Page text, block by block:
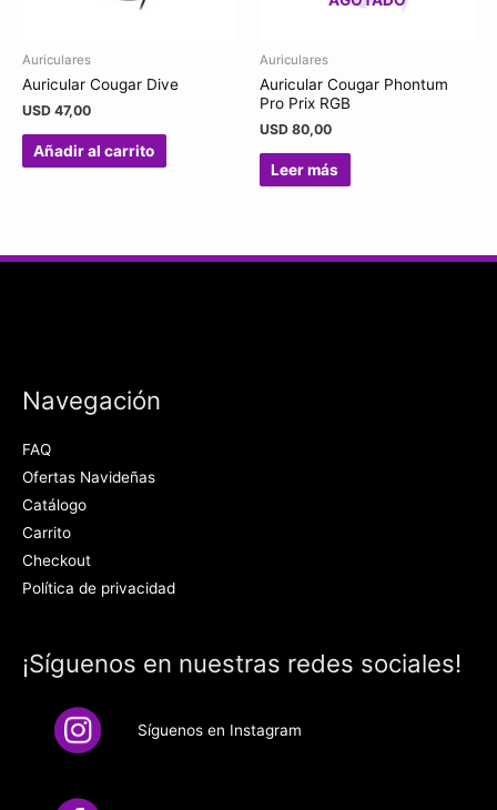
Auriculares
Auricular Cougar Dive
USD 47,00
Añadir al carrito
Auriculares
Auricular Cougar Phontum
Pro Prix RGB
USD 80,00
Leer más
Navegación
FAQ
Ofertas Navideñas
Catálogo
Carrito
Checkout
Política de privacidad
¡Síguenos en nuestras redes sociales!
Síguenos en Instagram